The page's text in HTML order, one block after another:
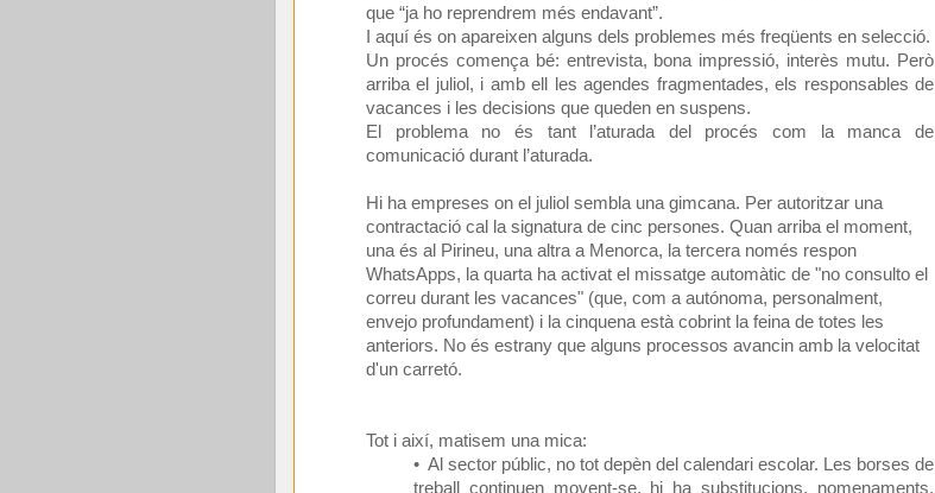
que “ja ho reprendrem més endavant”.
I aquí és on apareixen alguns dels problemes més freqüents en selecció.
Un procés comença bé: entrevista, bona impressió, interès mutu. Però
arriba el juliol, i amb ell les agendes fragmentades, els responsables de
vacances i les decisions que queden en suspens.
El problema no és tant l’aturada del procés com la manca de
comunicació durant l’aturada.
Hi ha empreses on el juliol sembla una gimcana. Per autoritzar una
contractació cal la signatura de cinc persones. Quan arriba el moment,
una és al Pirineu, una altra a Menorca, la tercera només respon
WhatsApps, la quarta ha activat el missatge automàtic de "no consulto el
correu durant les vacances" (que, com a autónoma, personalment,
envejo profundament) i la cinquena està cobrint la feina de totes les
anteriors. No és estrany que alguns processos avancin amb la velocitat
d'un carretó.
Tot i així, matisem una mica:
• Al sector públic, no tot depèn del calendari escolar. Les borses de
treball continuen movent-se, hi ha substitucions, nomenaments,